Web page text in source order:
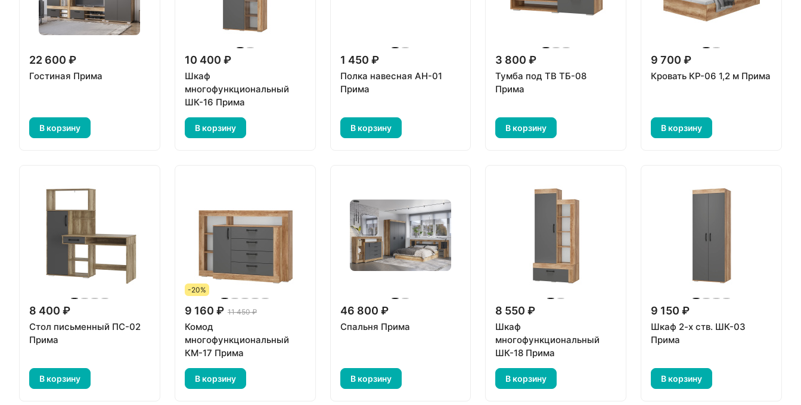
22 600 ₽
Гостиная Прима
В корзину
10 400 ₽
Шкаф
многофункциональный
ШК-16 Прима
В корзину
1 450 ₽
Полка навесная АН-01
Прима
В корзину
3 800 ₽
Тумба под ТВ ТБ-08
Прима
В корзину
9 700 ₽
Кровать КР-06 1,2 м Прима
В корзину
8 400 ₽
Стол письменный ПС-02
Прима
В корзину
-20%
9 160 ₽ 11 450 ₽
Комод
многофункциональный
КМ-17 Прима
В корзину
46 800 ₽
Спальня Прима
В корзину
8 550 ₽
Шкаф
многофункциональный
ШК-18 Прима
В корзину
9 150 ₽
Шкаф 2-х ств. ШК-03
Прима
В корзину